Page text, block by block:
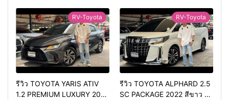
วิ่ง3หมื่นกว่าโล
เดียว ดีเซล สวยหายาก ทรง
สปอร์ต
RV-Toyota
รีวิว TOYOTA YARIS ATIV
1.2 PREMIUM LUXURY 2024
RV-Toyota
รีวิว TOYOTA ALPHARD 2.5
SC PACKAGE 2022 สีขาว ท้อ